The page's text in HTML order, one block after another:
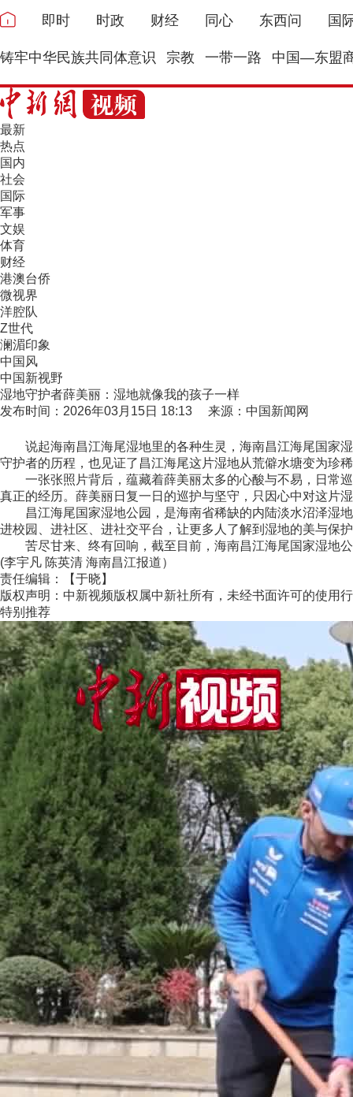
即时 时政 财经 同心 东西问 国
铸牢中华民族共同体意识 宗教 一带一路 中国—东盟
最新
热点
国内
社会
国际
军事
文娱
体育
财经
港澳台侨
微视界
洋腔队
Z世代
澜湄印象
中国风
中国新视野
湿地守护者薛美丽：湿地就像我的孩子一样
发布时间：2026年03月15日 18:13 来源：中国新闻网
说起海南昌江海尾湿地里的各种生灵，海南昌江海尾国家湿
守护者的历程，也见证了昌江海尾这片湿地从荒僻水塘变为珍
一张张照片背后，蕴藏着薛美丽太多的心酸与不易，日常巡
真正的经历。薛美丽日复一日的巡护与坚守，只因心中对这片
昌江海尾国家湿地公园，是海南省稀缺的内陆淡水沼泽湿地
进校园、进社区、进社交平台，让更多人了解到湿地的美与保
苦尽甘来、终有回响，截至目前，海南昌江海尾国家湿地公
(李宇凡 陈英清 海南昌江报道）
责任编辑：【于晓】
版权声明：中新视频版权属中新社所有，未经书面许可的使用
特别推荐